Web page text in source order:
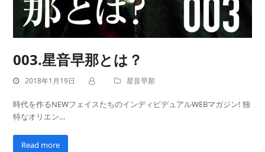
003.星音早那とは？
2018年1月19日 星音早那
時代を作るNEWフェイスたちのインディビデュアルWEBマガジン! 独
特なオリエン…
Read more